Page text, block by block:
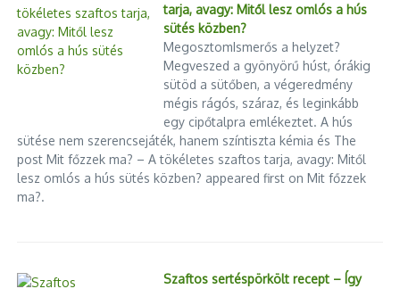
tarja, avagy: Mitől lesz omlós a hús
sütés közben?
MegosztomIsmerős a helyzet?
Megveszed a gyönyörű húst, órákig
sütöd a sütőben, a végeredmény
mégis rágós, száraz, és leginkább
egy cipőtalpra emlékeztet. A hús
sütése nem szerencsejáték, hanem színtiszta kémia és The
post Mit főzzek ma? – A tökéletes szaftos tarja, avagy: Mitől
lesz omlós a hús sütés közben? appeared first on Mit főzzek
ma?.
Szaftos sertéspörkölt recept – Így